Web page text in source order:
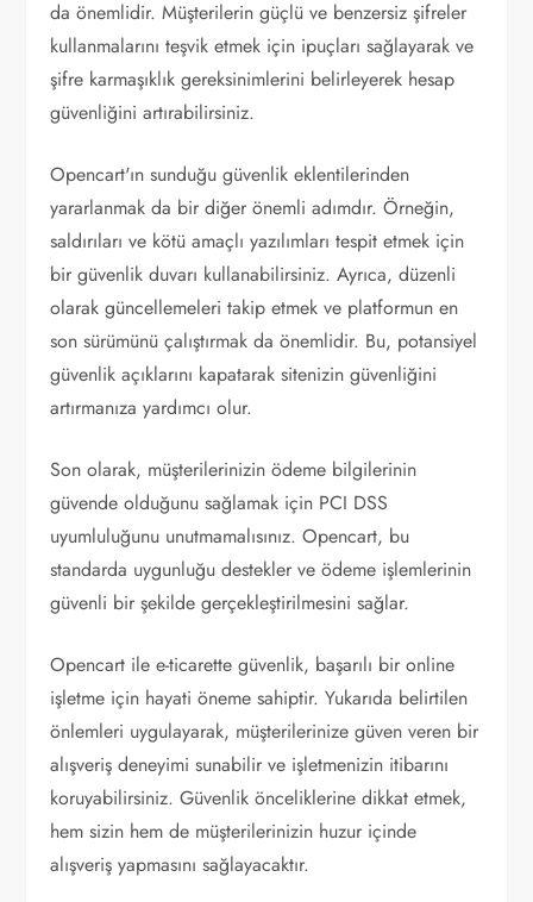
da önemlidir. Müşterilerin güçlü ve benzersiz şifreler
kullanmalarını teşvik etmek için ipuçları sağlayarak ve
şifre karmaşıklık gereksinimlerini belirleyerek hesap
güvenliğini artırabilirsiniz.
Opencart'ın sunduğu güvenlik eklentilerinden
yararlanmak da bir diğer önemli adımdır. Örneğin,
saldırıları ve kötü amaçlı yazılımları tespit etmek için
bir güvenlik duvarı kullanabilirsiniz. Ayrıca, düzenli
olarak güncellemeleri takip etmek ve platformun en
son sürümünü çalıştırmak da önemlidir. Bu, potansiyel
güvenlik açıklarını kapatarak sitenizin güvenliğini
artırmanıza yardımcı olur.
Son olarak, müşterilerinizin ödeme bilgilerinin
güvende olduğunu sağlamak için PCI DSS
uyumluluğunu unutmamalısınız. Opencart, bu
standarda uygunluğu destekler ve ödeme işlemlerinin
güvenli bir şekilde gerçekleştirilmesini sağlar.
Opencart ile e-ticarette güvenlik, başarılı bir online
işletme için hayati öneme sahiptir. Yukarıda belirtilen
önlemleri uygulayarak, müşterilerinize güven veren bir
alışveriş deneyimi sunabilir ve işletmenizin itibarını
koruyabilirsiniz. Güvenlik önceliklerine dikkat etmek,
hem sizin hem de müşterilerinizin huzur içinde
alışveriş yapmasını sağlayacaktır.